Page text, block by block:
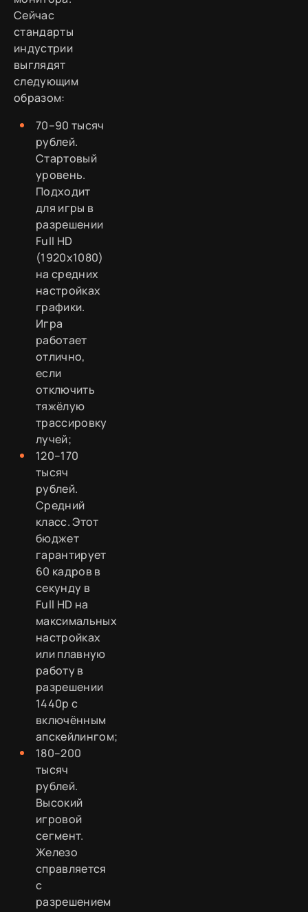
Сейчас
стандарты
индустрии
выглядят
следующим
образом:
70–90 тысяч
рублей.
Стартовый
уровень.
Подходит
для игры в
разрешении
Full HD
(1920x1080)
на средних
настройках
графики.
Игра
работает
отлично,
если
отключить
тяжёлую
трассировку
лучей;
120–170
тысяч
рублей.
Средний
класс. Этот
бюджет
гарантирует
60 кадров в
секунду в
Full HD на
максимальных
настройках
или плавную
работу в
разрешении
1440p с
включённым
апскейлингом;
180–200
тысяч
рублей.
Высокий
игровой
сегмент.
Железо
справляется
с
разрешением